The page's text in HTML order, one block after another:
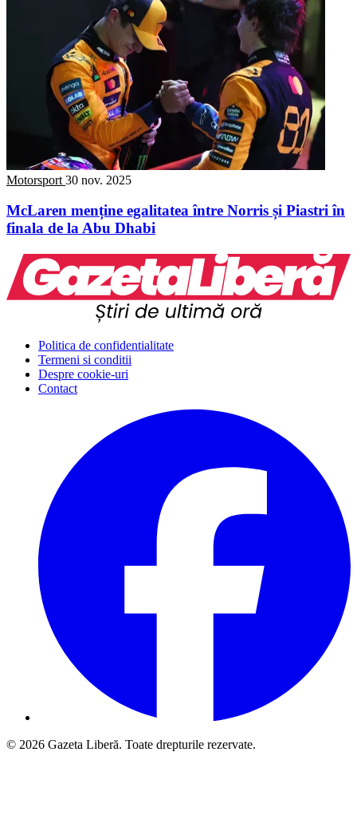
Motorsport 30 nov. 2025
McLaren menține egalitatea între Norris și Piastri în
finala de la Abu Dhabi
Politica de confidentialitate
Termeni si conditii
Despre cookie-uri
Contact
© 2026 Gazeta Liberă. Toate drepturile rezervate.